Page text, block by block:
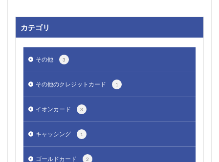
カテゴリ
その他 3
その他のクレジットカード 1
イオンカード 3
キャッシング 1
ゴールドカード 2